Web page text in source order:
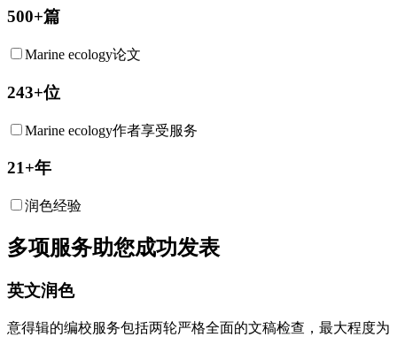
500+篇
Marine ecology论文
243+位
Marine ecology作者享受服务
21+年
润色经验
多项服务助您成功发表
英文润色
意得辑的编校服务包括两轮严格全面的文稿检查，最大程度为